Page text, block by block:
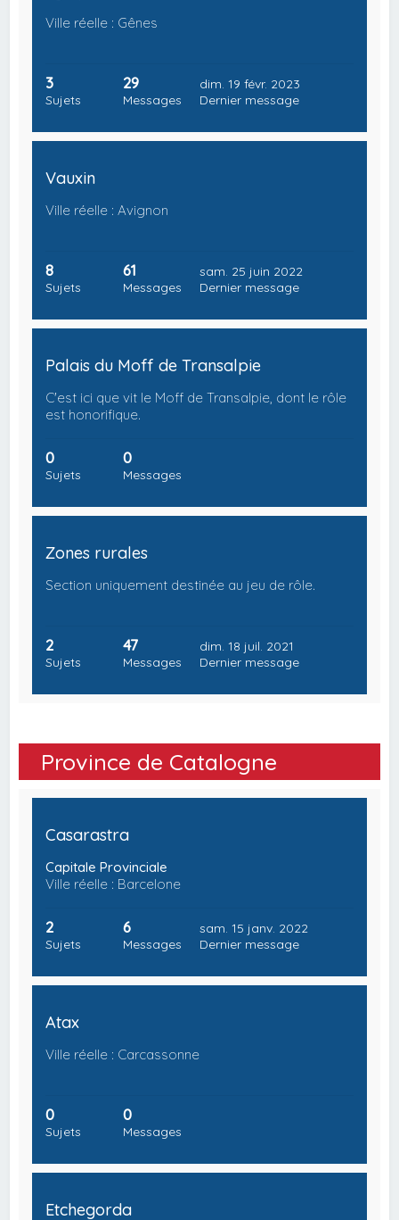
Ville réelle : Gênes
3
Sujets
29
Messages
dim. 19 févr. 2023
Dernier message
Vauxin
Ville réelle : Avignon
8
Sujets
61
Messages
sam. 25 juin 2022
Dernier message
Palais du Moff de Transalpie
C'est ici que vit le Moff de Transalpie, dont le rôle
est honorifique.
0
Sujets
0
Messages
Zones rurales
Section uniquement destinée au jeu de rôle.
2
Sujets
47
Messages
dim. 18 juil. 2021
Dernier message
Province de Catalogne
Casarastra
Capitale Provinciale
Ville réelle : Barcelone
2
Sujets
6
Messages
sam. 15 janv. 2022
Dernier message
Atax
Ville réelle : Carcassonne
0
Sujets
0
Messages
Etchegorda